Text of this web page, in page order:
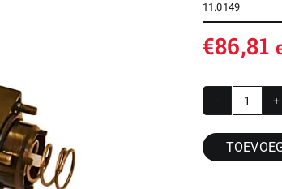
VACATURES
ACCOUNT / INLOG
WINKELWAGEN
11.0149
€86,81
hevel
met